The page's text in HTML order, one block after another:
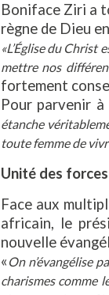
Boniface Ziri a
règne de Dieu
«L’Église du Christ
mettre nos
fortement
Pour parvenir
étanche
toute femme de
Unité des forces
Face aux
africain, le
nouvelle
« On n’évangélise
charismes comme